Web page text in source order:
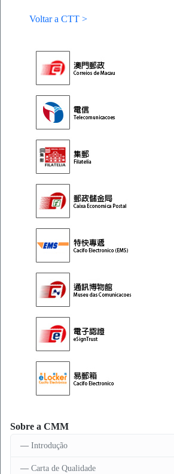
Voltar a CTT >
Sobre a CMM
Introdução
Carta de Qualidade